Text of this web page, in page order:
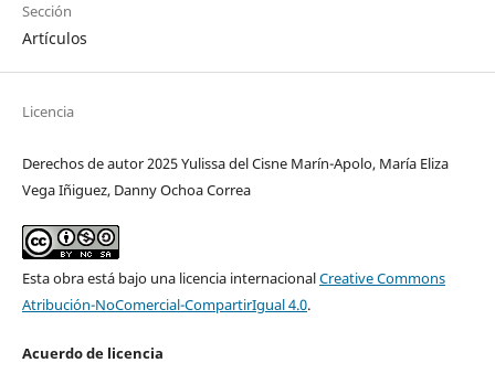
Sección
Artículos
Licencia
Derechos de autor 2025 Yulissa del Cisne Marín-Apolo, María Eliza
Vega Iñiguez, Danny Ochoa Correa
Esta obra está bajo una licencia internacionalCreative Commons
Atribución-NoComercial-CompartirIgual 4.0.
Acuerdo de licencia